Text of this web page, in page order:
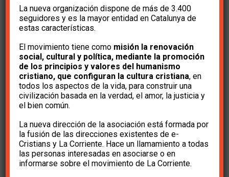
Hazte socio
Haz una aportación
Hazte voluntario
La nueva organización dispone de más de 3.400
seguidores y es la mayor entidad en Catalunya de
estas características.
El movimiento tiene como misión la renovación
social, cultural y política, mediante la promoción
de los principios y valores del humanismo
cristiano, que configuran la cultura cristiana, en
todos los aspectos de la vida, para construir una
civilización basada en la verdad, el amor, la justicia y
el bien común.
La nueva dirección de la asociación está formada por
la fusión de las direcciones existentes de e-
Cristians y La Corriente. Hace un llamamiento a todas
las personas interesadas en asociarse o en
informarse sobre el movimiento de La Corriente.